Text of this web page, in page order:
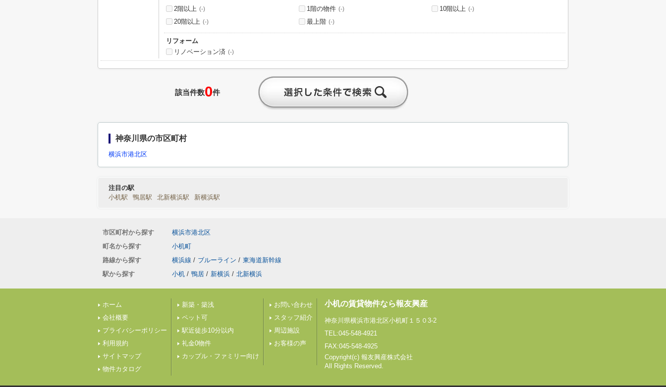
2階以上 (-) 1階の物件 (-) 10階以上 (-)
20階以上 (-) 最上階 (-)
リフォーム
リノベーション済 (-)
該当件数0件
神奈川県の市区町村
横浜市港北区
注目の駅
小机駅
鴨居駅 北新横浜駅 新横浜駅
市区町村から探す
横浜市港北区
町名から探す
小机町
路線から探す
横浜線 / ブルーライン / 東海道新幹線
駅から探す
小机 / 鴨居 / 新横浜 / 北新横浜
ホーム
会社概要
プライバシーポリシー
利用規約
サイトマップ
物件カタログ
新築・築浅
ペット可
駅近徒歩10分以内
礼金0物件
カップル・ファミリー向け
お問い合わせ
スタッフ紹介
周辺施設
お客様の声
小机の賃貸物件なら報友興産
神奈川県横浜市港北区小机町１５０3-2
TEL:045-548-4921
FAX:045-548-4925
Copyright(c) 報友興産株式会社
All Rights Reserved.